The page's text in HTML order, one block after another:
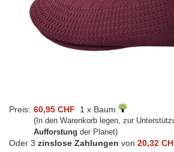
Preis: 60,95 CHF 1 x Baum
(In den Warenkorb legen, zur
Aufforstung der Planet)
Oder 3 zinslose Zahlungen von 20,32